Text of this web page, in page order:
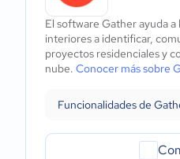
El software Gather ayuda
interiores a identificar,
proyectos residenciales y
nube. Conocer más sobre
Funcionalidades de